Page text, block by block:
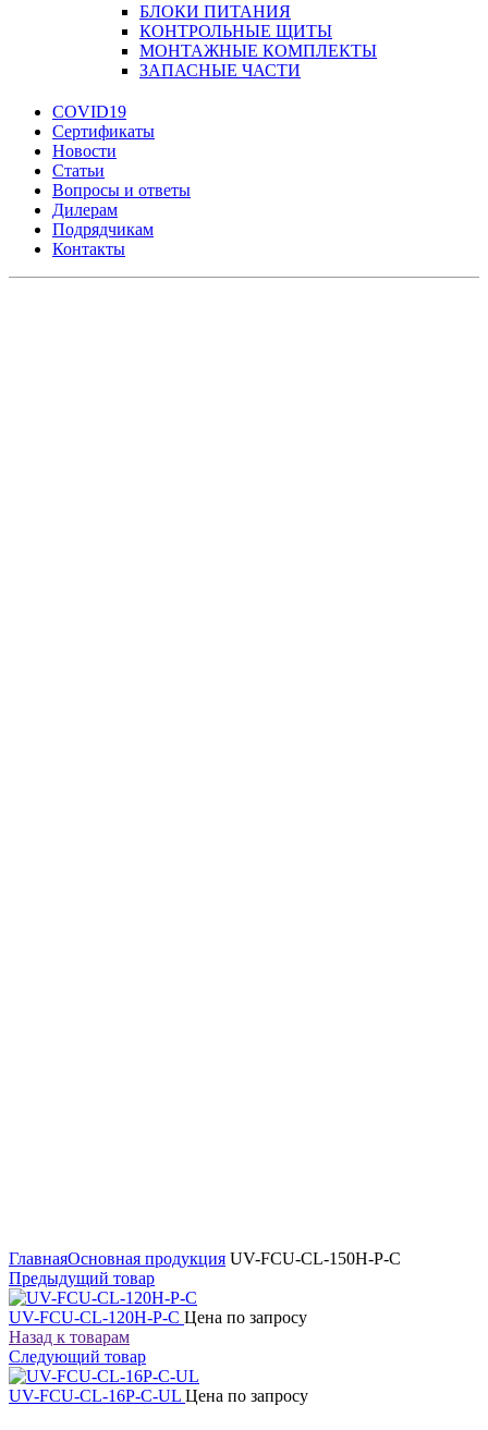
БЛОКИ ПИТАНИЯ
КОНТРОЛЬНЫЕ ЩИТЫ
МОНТАЖНЫЕ КОМПЛЕКТЫ
ЗАПАСНЫЕ ЧАСТИ
COVID19
Сертификаты
Новости
Статьи
Вопросы и ответы
Дилерам
Подрядчикам
Контакты
ГлавнаяОсновная продукция UV-FCU-CL-150H-P-C
Предыдущий товар
UV-FCU-CL-120H-P-C Цена по запросу
Назад к товарам
Следующий товар
UV-FCU-CL-16P-C-UL Цена по запросу